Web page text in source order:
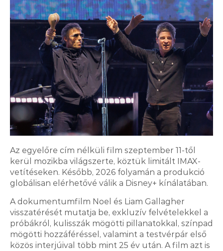
Az egyelőre cím nélküli film szeptember 11-től
kerül mozikba világszerte, köztük limitált IMAX-
vetítéseken. Később, 2026 folyamán a produkció
globálisan elérhetővé válik a Disney+ kínálatában.
A dokumentumfilm Noel és Liam Gallagher
visszatérését mutatja be, exkluzív felvételekkel a
próbákról, kulisszák mögötti pillanatokkal, színpad
mögötti hozzáféréssel, valamint a testvérpár első
közös interjúival több mint 25 év után. A film azt is